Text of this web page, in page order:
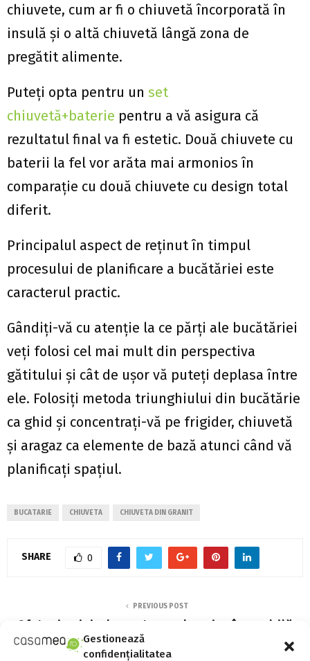
Gestionează
confidențialitatea
chiuvete, cum ar fi o chiuvetă încorporată în
insulă și o altă chiuvetă lângă zona de
pregătit alimente.
Puteți opta pentru un set
chiuvetă+baterie pentru a vă asigura că
rezultatul final va fi estetic. Două chiuvete cu
baterii la fel vor arăta mai armonios în
comparație cu două chiuvete cu design total
diferit.
Principalul aspect de reținut în timpul
procesului de planificare a bucătăriei este
caracterul practic.
Gândiți-vă cu atenție la ce părți ale bucătăriei
veți folosi cel mai mult din perspectiva
gătitului și cât de ușor vă puteți deplasa între
ele. Folosiți metoda triunghiului din bucătărie
ca ghid și concentrați-vă pe frigider, chiuvetă
și aragaz ca elemente de bază atunci când vă
planificați spațiul.
BUCATARIE CHIUVETA CHIUVETA DIN GRANIT
SHARE 0
PREVIOUS POST
Sfaturi privind montarea de prize în mobilă